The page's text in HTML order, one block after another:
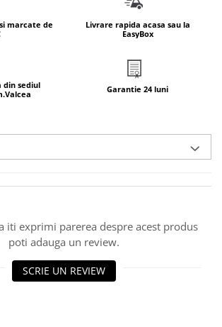
marcate de
Livrare rapida acasa sau la
EasyBox
din sediul
Garantie 24 luni
iti exprimi parerea despre acest produs
poti adauga un review.
SCRIE UN REVIEW